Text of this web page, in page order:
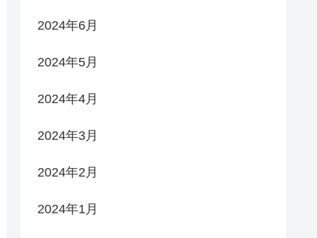
2024年6月
2024年5月
2024年4月
2024年3月
2024年2月
2024年1月